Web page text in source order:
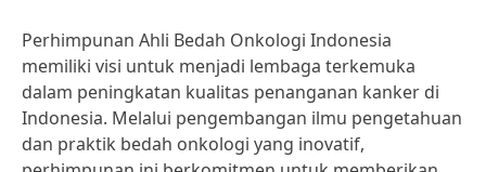
Perhimpunan Ahli Bedah Onkologi Indonesia
memiliki visi untuk menjadi lembaga terkemuka
dalam peningkatan kualitas penanganan kanker di
Indonesia. Melalui pengembangan ilmu pengetahuan
dan praktik bedah onkologi yang inovatif,